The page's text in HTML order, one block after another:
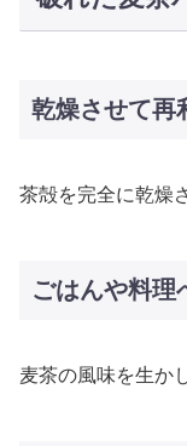
乾燥させて再
茶殻を完全に乾燥
ごはんや料理
麦茶の風味を生か